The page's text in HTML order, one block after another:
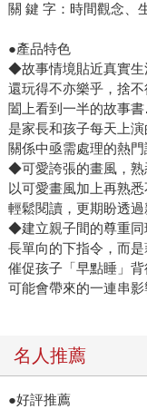
關 鍵 字：時間觀念、
●產品特色
◆故事情境貼近真實生
還玩得不亦樂乎，捨
闔上看到一半的故事
是家長和孩子每天上
關係中亟需處理的熱門
◆可愛誇張的畫風，熟
以可愛畫風加上再熟
輕鬆閱讀，更期盼透過
◆建立親子間的尊重同
長單向的下指令，而
催促孩子「早點睡」
可能會帶來的一連串影
名人推薦
●好評推薦